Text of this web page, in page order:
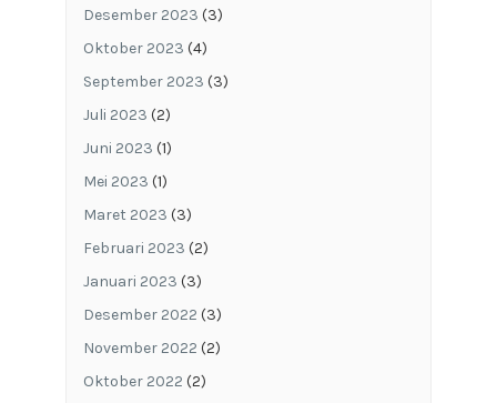
Desember 2023 (3)
Oktober 2023 (4)
September 2023 (3)
Juli 2023 (2)
Juni 2023 (1)
Mei 2023 (1)
Maret 2023 (3)
Februari 2023 (2)
Januari 2023 (3)
Desember 2022 (3)
November 2022 (2)
Oktober 2022 (2)